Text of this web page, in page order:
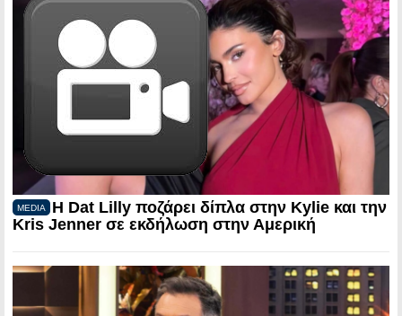
MEDIA
Η Dat Lilly ποζάρει δίπλα στην Kylie και την
Kris Jenner σε εκδήλωση στην Αμερική